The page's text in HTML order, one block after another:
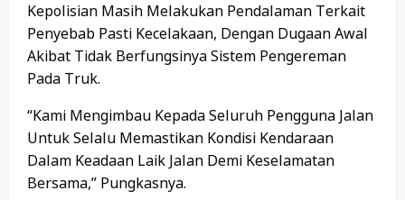
Kepolisian Masih Melakukan Pendalaman Terkait
Penyebab Pasti Kecelakaan, Dengan Dugaan Awal
Akibat Tidak Berfungsinya Sistem Pengereman
Pada Truk.
“Kami Mengimbau Kepada Seluruh Pengguna Jalan
Untuk Selalu Memastikan Kondisi Kendaraan
Dalam Keadaan Laik Jalan Demi Keselamatan
Bersama,” Pungkasnya.